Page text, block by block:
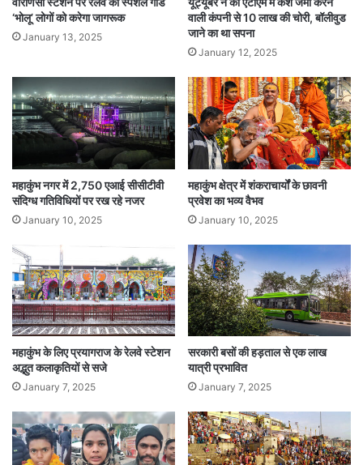
साथ ही साथ में एक वर्ष की अवधि के लिए 10 फीसदी की
हिस्सेदारी भी प्राप्त होगी। भारतीय रेलवे के यात्रियों ने अब
तक पैलेस ऑन व्हील्स सेवा का आनंद उठाया है, अब वे बैग्स
ऑन व्हील्स सेवा का भी आनन्द ले सकेंगे।
Indian Railways National News
‘भोलू’ लोगों को करेगा जागरूक
January 13, 2025
वाली कंपनी से 10 लाख की चोरी, बॉलीवुड
जाने का था सपना
January 12, 2025
महाकुंभ नगर में 2,750 एआई सीसीटीवी
संदिग्ध गतिविधियों पर रख रहे नजर
January 10, 2025
महाकुंभ क्षेत्र में शंकराचार्यों के छावनी
प्रवेश का भव्य वैभव
January 10, 2025
महाकुंभ के लिए प्रयागराज के रेलवे स्टेशन
अद्भुत कलाकृतियों से सजे
January 7, 2025
सरकारी बसों की हड़ताल से एक लाख
यात्री प्रभावित
January 7, 2025